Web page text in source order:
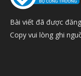
Bài viết đã được
Copy vui lòng ghi